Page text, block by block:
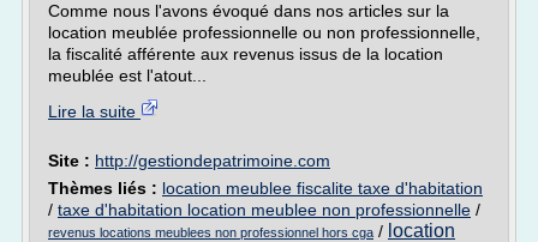
Comme nous l'avons évoqué dans nos articles sur la
location meublée professionnelle ou non professionnelle,
la fiscalité afférente aux revenus issus de la location
meublée est l'atout...
Lire la suite
Site : http://gestiondepatrimoine.com
Thèmes liés : location meublee fiscalite taxe d'habitation
/ taxe d'habitation location meublee non professionnelle /
revenus locations meublees non professionnel hors cga / location